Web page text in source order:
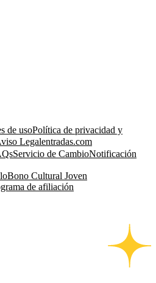
de usoPolítica de privacidad y
Legalentradas.com
Servicio de CambioNotificación
Bono Cultural Joven
de afiliación